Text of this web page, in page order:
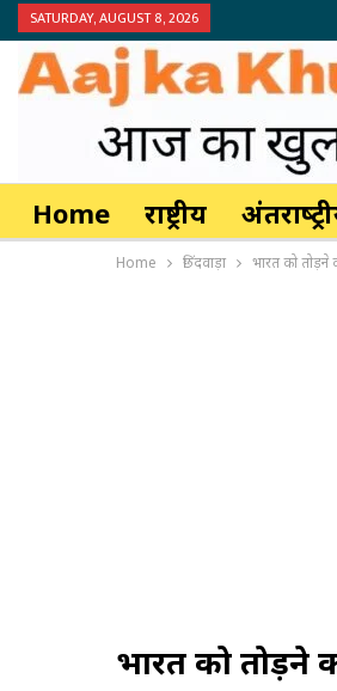
SATURDAY, AUGUST 8, 2026
Home राष्ट्रीय
Home छिंदवाड़ा भारत को तोड़ने
भारत को तोड़ने